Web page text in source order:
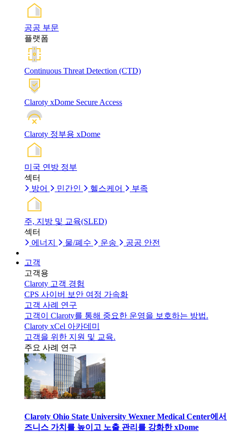
공공 부문
플랫폼
Continuous Threat Detection (CTD)
Claroty xDome Secure Access
Claroty 정부용 xDome
미국 연방 정부
섹터
방어
민간인 헬스케어 부족
주, 지방 및 교육(SLED)
섹터
에너지
물/폐수 운송 공공 안전
고객
고객용
Claroty 고객 경험
CPS 사이버 보안 여정 가속화
고객 사례 연구
고객이 Claroty를 통해 중요한 운영을 보호하는 방법.
Claroty xCel 아카데미
고객을 위한 지원 및 교육.
주요 사례 연구
Claroty Ohio State University Wexner Medical Center에
즈니스 가치를 높이고 노출 관리를 강화한 xDome